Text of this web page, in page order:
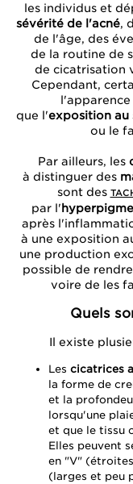
les individus et
sévérité de l'acné,
de l'âge, des
de la routine de
de cicatrisation
Cependant,
l'apparence
que l'exposition au
ou le
Par ailleurs, les
à distinguer des
sont des
par l'
après
à une exposition
une production
possible de
voire de les
Quels
Il existe
Les cicatrices
la forme de
et la
lorsqu'une
et que le tissu
Elles peuvent
en "V"
(larges et peu